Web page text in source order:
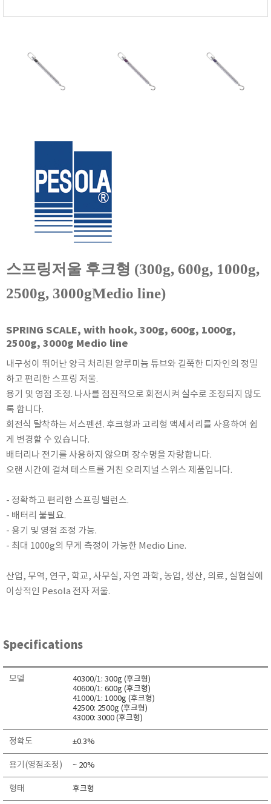
GASTRON
GREISINGER
HEIDON
Huatest
INFICON
IRROMETER
KASUGA
KETT
KYORITSU
Martens (GHM Group)
Milwaukee Instruments
MITSUBOSHI
NEW COSMOS
OCEANUS
OKANO WORKS
PARTICLE PLUS
PEAK TECH
PESOLA
Pyxis
RIXEN
SaveCoat
Schaller (Humimeter)
Sensortechnikk Meinsberg
SENTEST
SHINYEI TECHNOLOGY
Showa sokki
SONIC CORPORATION
T&D
TAKEMURA
TENMARS
스프링저울 후크형 (300g, 600g, 1000g,
2500g, 3000gMedio line)
SPRING SCALE, with hook, 300g, 600g, 1000g,
2500g, 3000g Medio line
내구성이 뛰어난 양극 처리된 알루미늄 튜브와 길쭉한 디자인의 정밀
하고 편리한 스프링 저울.
용기 및 영점 조정. 나사를 점진적으로 회전시켜 실수로 조정되지 않도
록 합니다.
회전식 탈착하는 서스펜션. 후크형과 고리형 액세서리를 사용하여 쉽
게 변경할 수 있습니다.
배터리나 전기를 사용하지 않으며 장수명을 자랑합니다.
오랜 시간에 걸쳐 테스트를 거친 오리지널 스위스 제품입니다.
- 정확하고 편리한 스프링 밸런스.
- 배터리 불필요.
- 용기 및 영점 조정 가능.
- 최대 1000g의 무게 측정이 가능한 Medio Line.
산업, 무역, 연구, 학교, 사무실, 자연 과학, 농업, 생산, 의료, 실험실에
이상적인 Pesola 전자 저울.
Specifications
모델
40300/1: 300g (후크형)
40600/1: 600g (후크형)
41000/1: 1000g (후크형)
42500: 2500g (후크형)
43000: 3000 (후크형)
정확도 ±0.3%
용기(영점조정) ~ 20%
형태 후크형